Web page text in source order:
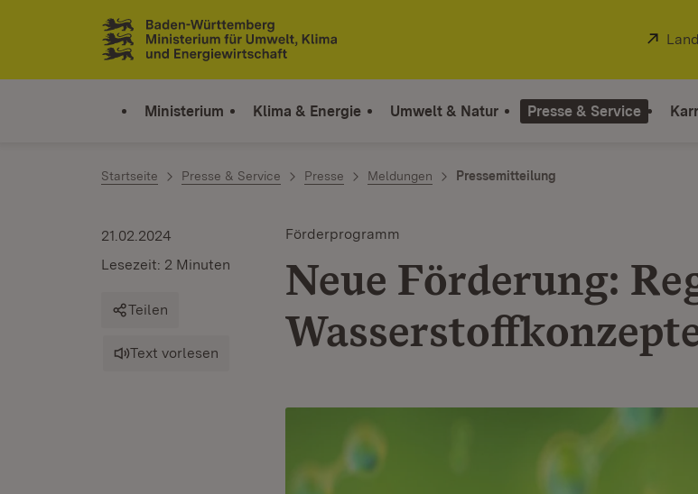
Zum Inhalt springen
Link zur Startseite
Ministerium Klima & Energie Umwelt & Natur Presse & Service
Startseite Presse & Service Presse Meldungen Pressemitteilung
Förderprogramm
Neue Förderung:
21.02.2024
Lesezeit: 2 Minuten
Teilen
Text vorlesen